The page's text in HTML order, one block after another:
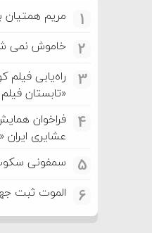
1 مریم همتیان
2 خاموش نمی
3
راه‌یابی فیلم
«تابستان
4
فراخوان
عشایری ایران
5 سمفونی
6 الموت ثبت